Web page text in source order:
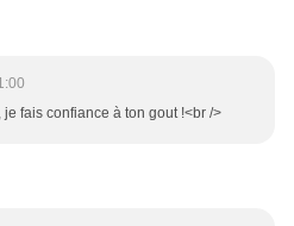
fais confiance à ton gout !<br />